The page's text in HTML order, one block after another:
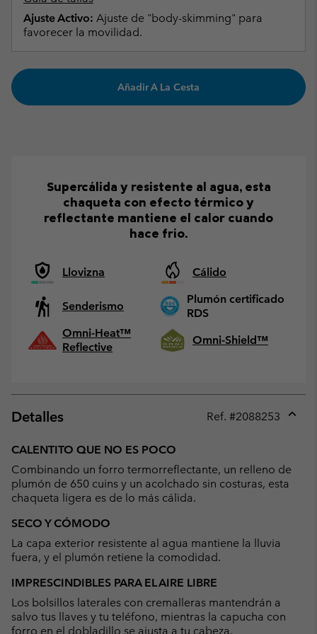
Ajuste Activo: Ajuste de "body-skimming" para
favorecer la movilidad.
Añadir A La Cesta
Supercálida y resistente al agua, esta
chaqueta con efecto térmico y
reflectante mantiene el calor cuando
hace frío.
Llovizna Cálido
Senderismo
Plumón certificado
RDS
Omni-Heat™
Reflective
Omni-Shield™
Detalles Ref. #2088253
CALENTITO QUE NO ES POCO
Combinando un forro termorreflectante, un relleno de
plumón de 650 cuins y un acolchado sin costuras, esta
chaqueta ligera es de lo más cálida.
SECO Y CÓMODO
La capa exterior resistente al agua mantiene la lluvia
fuera, y el plumón retiene la comodidad.
IMPRESCINDIBLES PARA EL AIRE LIBRE
Los bolsillos laterales con cremalleras mantendrán a
salvo tus llaves y tu teléfono, mientras la capucha con
forro en el dobladillo se ajusta a tu cabeza.